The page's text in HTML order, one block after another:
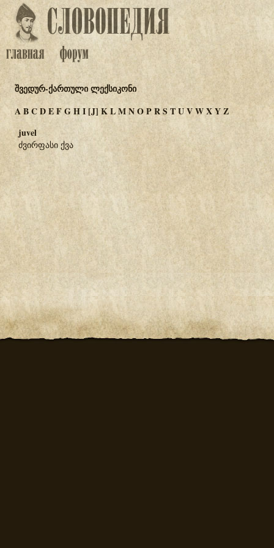
შვედურ-ქართული ლექსიკონი
ABCDEFGHI [J] KLMNOPRSTUVWXYZ
juvel
ძვირფასი ქვა